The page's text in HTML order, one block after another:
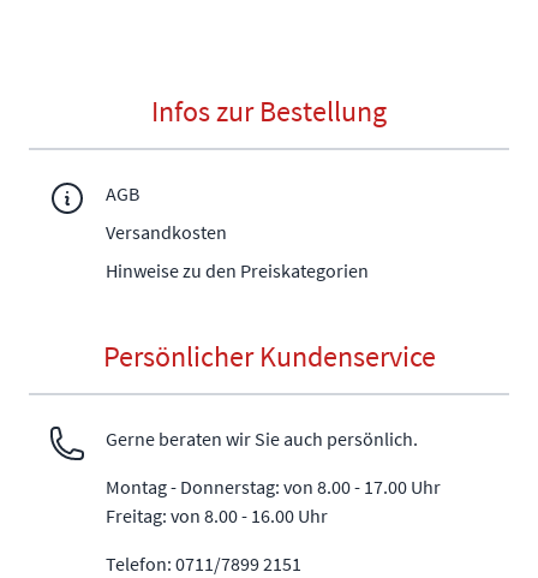
Infos zur Bestellung
AGB
Versandkosten
Hinweise zu den Preiskategorien
Persönlicher Kundenservice
Gerne beraten wir Sie auch persönlich.
Montag - Donnerstag: von 8.00 - 17.00 Uhr
Freitag: von 8.00 - 16.00 Uhr
Telefon: 0711/7899 2151